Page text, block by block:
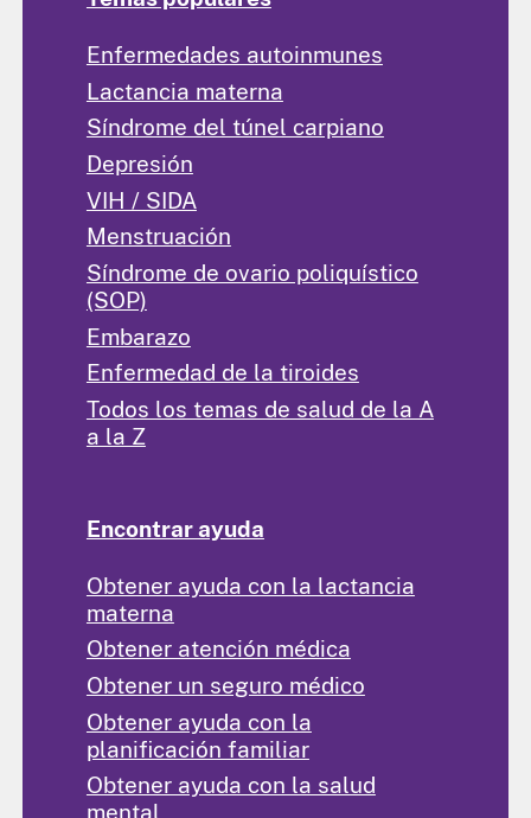
Enfermedades autoinmunes
Lactancia materna
Síndrome del túnel carpiano
Depresión
VIH / SIDA
Menstruación
Síndrome de ovario poliquístico
(SOP)
Embarazo
Enfermedad de la tiroides
Todos los temas de salud de la A
a la Z
Encontrar ayuda
Obtener ayuda con la lactancia
materna
Obtener atención médica
Obtener un seguro médico
Obtener ayuda con la
planificación familiar
Obtener ayuda con la salud
mental